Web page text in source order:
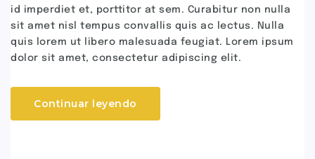
id imperdiet et, porttitor at sem. Curabitur non nulla
sit amet nisl tempus convallis quis ac lectus. Nulla
quis lorem ut libero malesuada feugiat. Lorem ipsum
dolor sit amet, consectetur adipiscing elit.
Continuar leyendo